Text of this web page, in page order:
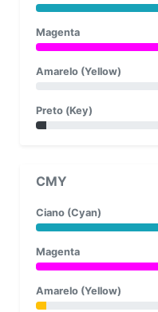
Magenta
Amarelo (Yellow)
Preto (Key)
CMY
Ciano (Cyan)
Magenta
Amarelo (Yellow)